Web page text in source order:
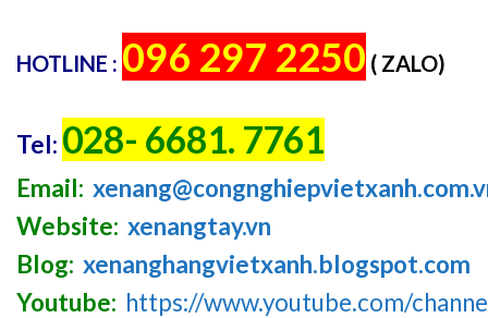
HOTLINE : 096 297 2250 ( ZALO)
Tel: 028- 6681. 7761
Email:
Website: xenangtay.vn
Blog: xenanghangvietxanh.blogspot.com
Youtube: https://www.youtube.com/